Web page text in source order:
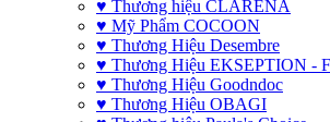
♥ Thương hiệu CLARENA
♥ Mỹ Phẩm COCOON
♥ Thương Hiệu Desembre
♥ Thương Hiệu EKSEPTION -
♥ Thương Hiệu Goodndoc
♥ Thương Hiệu OBAGI